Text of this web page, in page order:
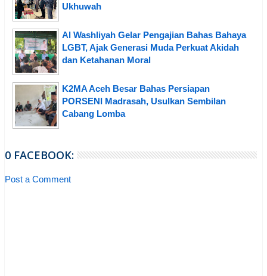
Ukhuwah
Al Washliyah Gelar Pengajian Bahas Bahaya
LGBT, Ajak Generasi Muda Perkuat Akidah
dan Ketahanan Moral
K2MA Aceh Besar Bahas Persiapan
PORSENI Madrasah, Usulkan Sembilan
Cabang Lomba
0 FACEBOOK:
Post a Comment